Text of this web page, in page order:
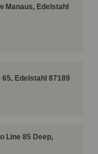
Manaus, Edelstahl
Edelstahl 87189
Line 85 Deep,